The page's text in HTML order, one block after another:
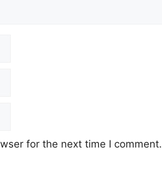
for the next time I comment.